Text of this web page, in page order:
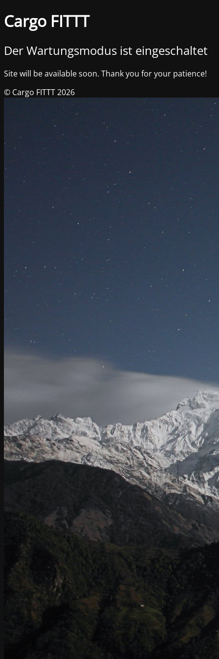
Cargo FITTT
Der Wartungsmodus ist eingeschaltet
Site will be available soon. Thank you for your patience!
© Cargo FITTT 2026